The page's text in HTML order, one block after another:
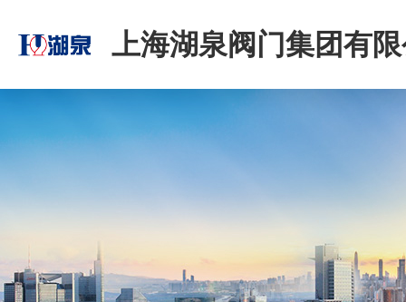
上海湖泉阀门集团有